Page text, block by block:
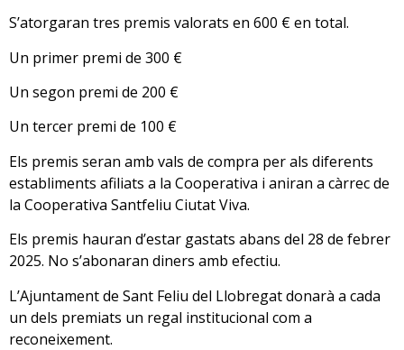
S’atorgaran tres premis valorats en 600 € en total.
Un primer premi de 300 €
Un segon premi de 200 €
Un tercer premi de 100 €
Els premis seran amb vals de compra per als diferents
establiments afiliats a la Cooperativa i aniran a càrrec de
la Cooperativa Santfeliu Ciutat Viva.
Els premis hauran d’estar gastats abans del 28 de febrer
2025. No s’abonaran diners amb efectiu.
L’Ajuntament de Sant Feliu del Llobregat donarà a cada
un dels premiats un regal institucional com a
reconeixement.